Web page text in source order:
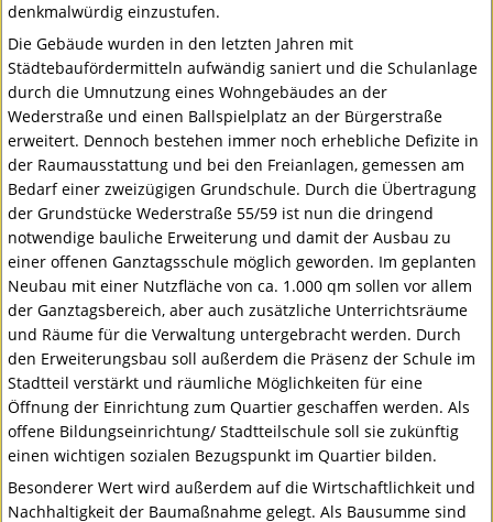
denkmalwürdig einzustufen.
Die Gebäude wurden in den letzten Jahren mit
Städtebaufördermitteln aufwändig saniert und die Schulanlage
durch die Umnutzung eines Wohngebäudes an der
Wederstraße und einen Ballspielplatz an der Bürgerstraße
erweitert. Dennoch bestehen immer noch erhebliche Defizite in
der Raumausstattung und bei den Freianlagen, gemessen am
Bedarf einer zweizügigen Grundschule. Durch die Übertragung
der Grundstücke Wederstraße 55/59 ist nun die dringend
notwendige bauliche Erweiterung und damit der Ausbau zu
einer offenen Ganztagsschule möglich geworden. Im geplanten
Neubau mit einer Nutzfläche von ca. 1.000 qm sollen vor allem
der Ganztagsbereich, aber auch zusätzliche Unterrichtsräume
und Räume für die Verwaltung untergebracht werden. Durch
den Erweiterungsbau soll außerdem die Präsenz der Schule im
Stadtteil verstärkt und räumliche Möglichkeiten für eine
Öffnung der Einrichtung zum Quartier geschaffen werden. Als
offene Bildungseinrichtung/ Stadtteilschule soll sie zukünftig
einen wichtigen sozialen Bezugspunkt im Quartier bilden.
Besonderer Wert wird außerdem auf die Wirtschaftlichkeit und
Nachhaltigkeit der Baumaßnahme gelegt. Als Bausumme sind